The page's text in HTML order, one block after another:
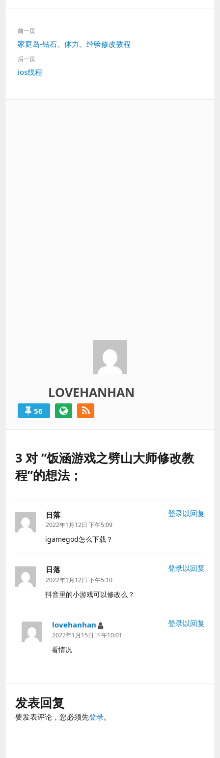
文
章
导
航
前一页
上
一
家庭岛-钻石、体力、经验修改教程
后一页
下
ios线程
LOVEHANHAN
56
3 对 “饭涵游戏之劈山大师修改教
程”的想法；
日落
道：
2022年1月12日 下午5:09
igamegod怎么下载？
登录以回复
日落
道：
2022年1月12日 下午5:10
抖音里的小游戏可以修改么？
登录以回复
lovehanhan
说
道：
2022年1月15日 下午10:01
看情况
登录以回复
发表回复
要发表评论，您必须先登录。